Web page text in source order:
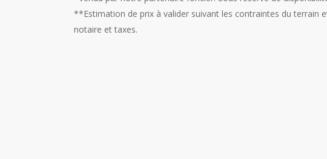
**Estimation de prix à valider suivant les contraintes du terrain
notaire et taxes.